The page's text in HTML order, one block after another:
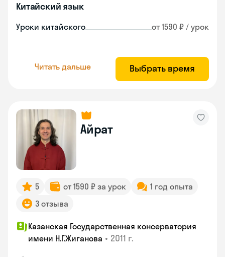
Китайский язык
Уроки китайского от 1590 ₽ / урок
Читать дальше Выбрать время
Айрат
5 от 1590 ₽ за урок
1 год опыта
3 отзыва
Казанская Государственная консерватория
имени Н.Г.Жиганова • 2011 г.